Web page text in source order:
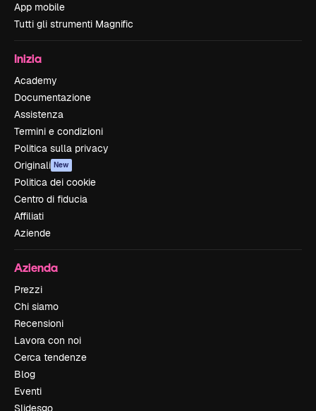
App mobile
Tutti gli strumenti Magnific
Inizia
Academy
Documentazione
Assistenza
Termini e condizioni
Politica sulla privacy
Originali New
Politica dei cookie
Centro di fiducia
Affiliati
Aziende
Azienda
Prezzi
Chi siamo
Recensioni
Lavora con noi
Cerca tendenze
Blog
Eventi
Slidesgo